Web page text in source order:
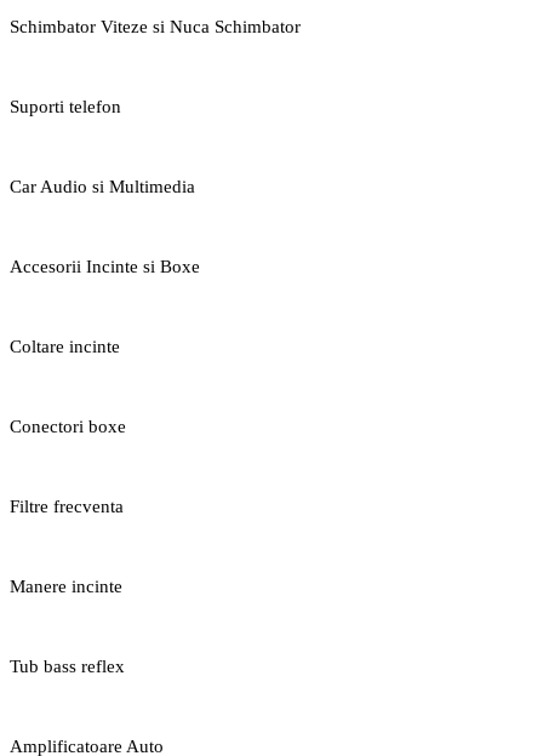
Schimbator Viteze si Nuca Schimbator
Suporti telefon
Car Audio si Multimedia
Accesorii Incinte si Boxe
Coltare incinte
Conectori boxe
Filtre frecventa
Manere incinte
Tub bass reflex
Amplificatoare Auto